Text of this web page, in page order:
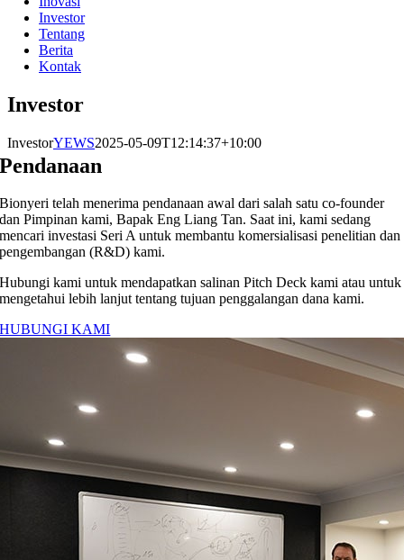
Investor
Tentang
Berita
Kontak
Investor
InvestorYEWS2025-05-09T12:14:37+10:00
Pendanaan
Bionyeri telah menerima pendanaan awal dari salah satu co-founder
dan Pimpinan kami, Bapak Eng Liang Tan. Saat ini, kami sedang
mencari investasi Seri A untuk membantu komersialisasi penelitian dan
pengembangan (R&D) kami.
Hubungi kami untuk mendapatkan salinan Pitch Deck kami atau untuk
mengetahui lebih lanjut tentang tujuan penggalangan dana kami.
HUBUNGI KAMI